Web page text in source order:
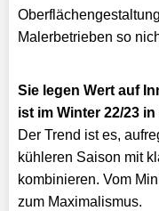
Malerbetrieben so
Sie legen Wert auf
ist im Winter 22/23
Der Trend ist es,
kühleren Saison mit
kombinieren. Vom
zum Maximalismus.